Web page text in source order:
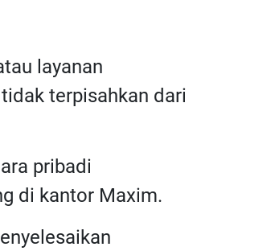
layanan
terpisahkan dari
pribadi
di kantor Maxim.